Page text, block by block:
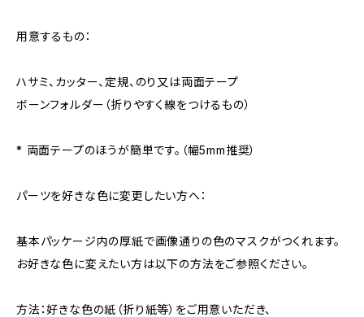
用意するもの：
ハサミ、カッター、定規、のり又は両面テープ
ボーンフォルダー（折りやすく線をつけるもの）
* 両面テープのほうが簡単です。（幅5mm推奨）
パーツを好きな色に変更したい方へ：
基本パッケージ内の厚紙で画像通りの色のマスクがつくれます。
お好きな色に変えたい方は以下の方法をご参照ください。
方法：好きな色の紙（折り紙等）をご用意いただき、